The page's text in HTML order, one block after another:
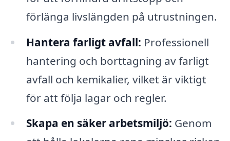
förlänga livslängden på utrustningen.
Hantera farligt avfall: Professionell
hantering och borttagning av farligt
avfall och kemikalier, vilket är viktigt
för att följa lagar och regler.
Skapa en säker arbetsmiljö: Genom